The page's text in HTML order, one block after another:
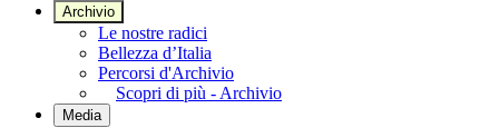
Archivio
Le nostre radici
Bellezza d’Italia
Percorsi d'Archivio
Scopri di più - Archivio
Media